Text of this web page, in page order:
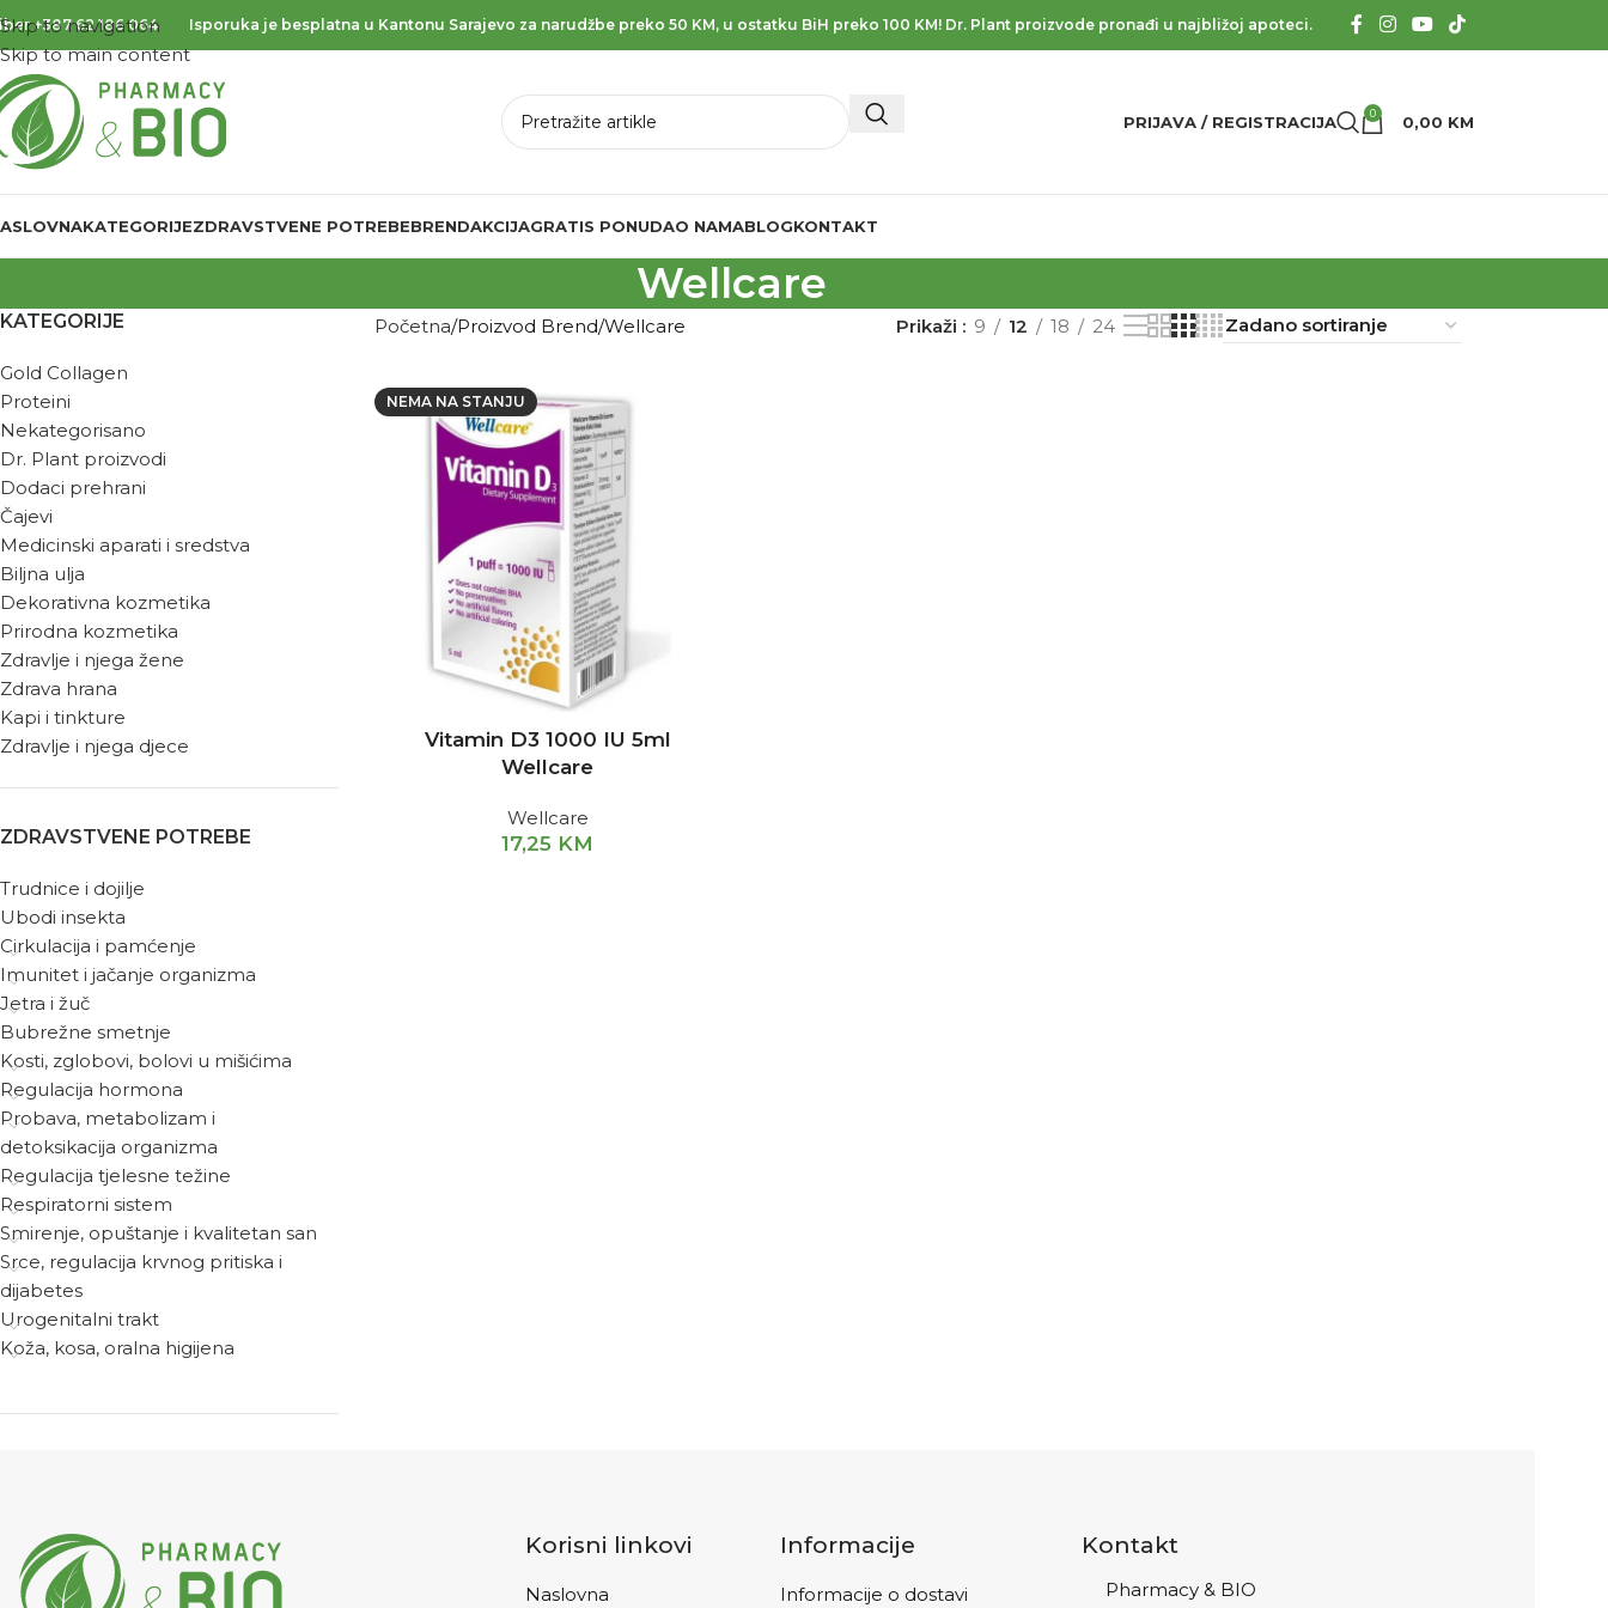
Skip to navigation
Skip to main content
+387 62 186 064 Isporuka je besplatna u Kantonu Sarajevo za narudžbe preko 50 KM, u ostatku BiH preko 100 KM! Dr. Plant proizvode pronađi u najbližoj apoteci.
PRIJAVA / REGISTRACIJA 0 0,00 KM
KATEGORIJEZDRAVSTVENE POTREBEBRENDAKCIJAGRATIS PONUDAO NAMABLOGKONTAKT
Wellcare
KATEGORIJE
Gold Collagen
Proteini
Nekategorisano
Dr. Plant proizvodi
Dodaci prehrani
Čajevi
Medicinski aparati i sredstva
Biljna ulja
Dekorativna kozmetika
Prirodna kozmetika
Zdravlje i njega žene
Zdrava hrana
Kapi i tinkture
Zdravlje i njega djece
ZDRAVSTVENE POTREBE
Trudnice i dojilje
Ubodi insekta
Cirkulacija i pamćenje
Imunitet i jačanje organizma
Jetra i žuč
Bubrežne smetnje
Kosti, zglobovi, bolovi u mišićima
Regulacija hormona
Probava, metabolizam i
detoksikacija organizma
Regulacija tjelesne težine
Respiratorni sistem
Smirenje, opuštanje i kvalitetan san
Srce, regulacija krvnog pritiska i
dijabetes
Urogenitalni trakt
Koža, kosa, oralna higijena
Početna Proizvod Brend Wellcare Prikaži 9 12 18 24
NEMA NA STANJU
Vitamin D3 1000 IU 5ml
Wellcare
Wellcare
17,25 KM
Korisni linkovi
Naslovna
Informacije
Informacije o dostavi
Kontakt
Pharmacy & BIO